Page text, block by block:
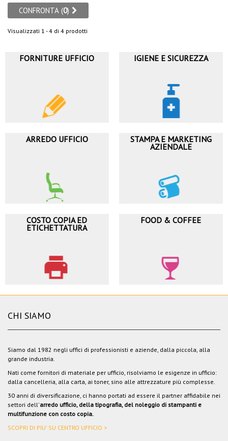
CONFRONTA (0)
Visualizzati 1 - 4 di 4 prodotti
FORNITURE UFFICIO IGIENE E SICUREZZA
ARREDO UFFICIO STAMPA E MARKETING
AZIENDALE
COSTO COPIA ED
ETICHETTATURA
FOOD & COFFEE
CHI SIAMO
Siamo dal 1982 negli uffici di professionisti e aziende, dalla piccola, alla
grande industria.
Nati come fornitori di materiale per ufficio, risolviamo le esigenze in ufficio:
dalla cancelleria, alla carta, ai toner, sino alle attrezzature più complesse.
30 anni di diversificazione, ci hanno portati ad essere il partner affidabile nei
settori dell'arredo ufficio, della tipografia, del noleggio di stampanti e
multifunzione con costo copia.
SCOPRI DI PIU' SU CENTRO UFFICIO >